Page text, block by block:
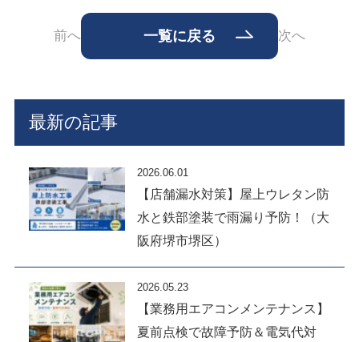
前へ 一覧に戻る 次へ
最新の記事
2026.06.01
【店舗漏水対策】屋上ウレタン防
水と鉄部塗装で雨漏り予防！（大
阪府堺市堺区）
2026.05.23
【業務用エアコンメンテナンス】
夏前点検で故障予防＆電気代対